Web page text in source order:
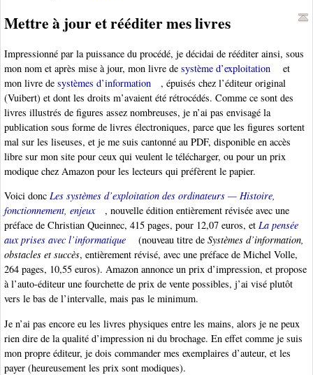
Mettre à jour et rééditer mes livres
Impressionné par la puissance du procédé, je décidai de rééditer ainsi, sous
mon nom et après mise à jour, mon livre de système d’exploitation
et
mon livre de systèmes d’information
, épuisés chez l’éditeur original
(Vuibert) et dont les droits m’avaient été rétrocédés. Comme ce sont des
livres illustrés de figures assez nombreuses, je n’ai pas envisagé la
publication sous forme de livres électroniques, parce que les figures sortent
mal sur les liseuses, et je me suis cantonné au PDF, disponible en accès
libre sur mon site pour ceux qui veulent le télécharger, ou pour un prix
modique chez Amazon pour les lecteurs qui préfèrent le papier.
Voici donc Les systèmes d’exploitation des ordinateurs — Histoire,
fonctionnement, enjeux
, nouvelle édition entièrement révisée avec une
préface de Christian Queinnec, 415 pages, pour 12,07 euros, et La pensée
aux prises avec l’informatique
(nouveau titre de Systèmes d’information,
obstacles et succès, entièrement révisé, avec une préface de Michel Volle,
264 pages, 10,55 euros). Amazon annonce un prix d’impression, et propose
à l’auto-éditeur une fourchette de prix de vente possibles, j’ai visé plutôt
vers le bas de l’intervalle, mais pas le minimum.
Je n’ai pas encore eu les livres physiques entre les mains, alors je ne peux
rien dire de la qualité d’impression ni du brochage. En effet comme je suis
mon propre éditeur, je dois commander mes exemplaires d’auteur, et les
payer (heureusement les prix sont modiques).